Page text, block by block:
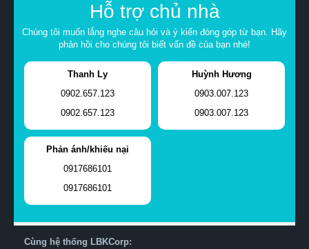
Hỗ trợ chủ nhà
Chúng tôi muốn lắng nghe câu hỏi và ý kiến đóng góp từ bạn. Hãy
phản hồi cho chúng tôi biết vấn đề của bạn nhé!
Thanh Ly
0902.657.123
0902.657.123
Huỳnh Hương
0903.007.123
0903.007.123
Phản ánh/khiếu nại
0917686101
0917686101
Cùng hệ thống LBKCorp: